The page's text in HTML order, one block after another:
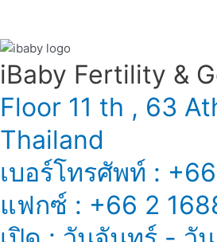
iBaby Fertility &
Floor 11 th , 63
Thailand
เบอร์โทรศัพท์ :
แฟกซ์ : +66 2